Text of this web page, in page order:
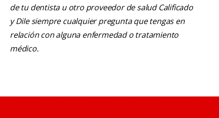
de tu dentista u otro proveedor de salud Calificado
y Dile siempre cualquier pregunta que tengas en
relación con alguna enfermedad o tratamiento
médico.